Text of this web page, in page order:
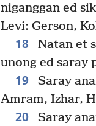
niganggan ed
Levi: Gerson,
18
Natan et
unong ed saray
19
Saray
Amram, Izhar,
20 Saray